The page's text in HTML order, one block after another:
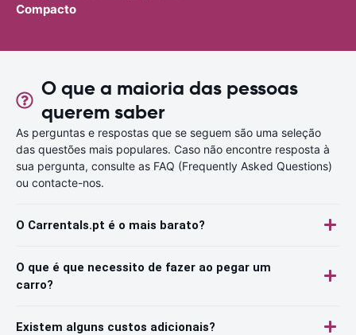
Compacto
O que a maioria das pessoas
querem saber
As perguntas e respostas que se seguem são uma seleção
das questões mais populares. Caso não encontre resposta à
sua pergunta, consulte as FAQ (Frequently Asked Questions)
ou contacte-nos.
O Carrentals.pt é o mais barato?
O que é que necessito de fazer ao pegar um
carro?
Existem alguns custos adicionais?